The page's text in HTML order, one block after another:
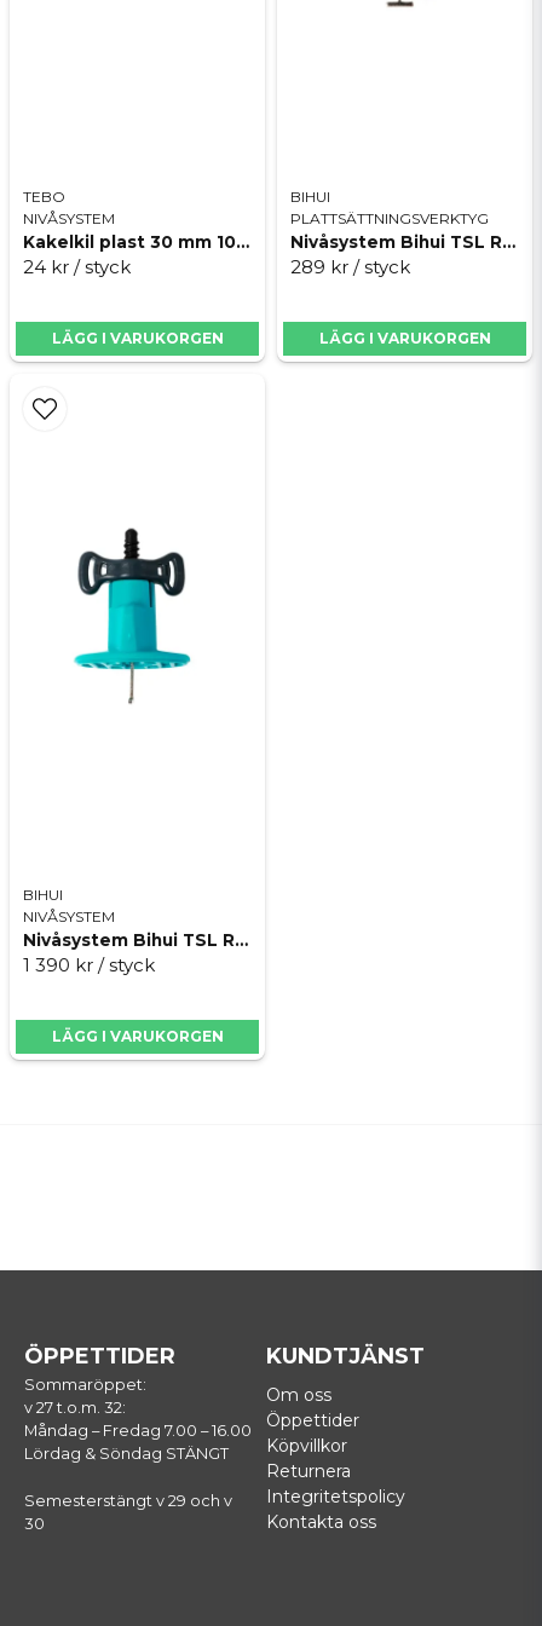
TEBO
NIVÅSYSTEM
Kakelkil plast 30 mm 100 st
24 kr / styck
LÄGG I VARUKORGEN
BIHUI
PLATTSÄTTNINGSVERKTYG
Nivåsystem Bihui TSL Reusable 50-Pack
289 kr / styck
LÄGG I VARUKORGEN
BIHUI
NIVÅSYSTEM
Nivåsystem Bihui TSL Reusable 250-pack
1 390 kr / styck
LÄGG I VARUKORGEN
ÖPPETTIDER
Sommaröppet:
v 27 t.o.m. 32:
Måndag – Fredag 7.00 – 16.00
Lördag & Söndag STÄNGT
Semesterstängt v 29 och v
30
KUNDTJÄNST
Om oss
Öppettider
Köpvillkor
Returnera
Integritetspolicy
Kontakta oss